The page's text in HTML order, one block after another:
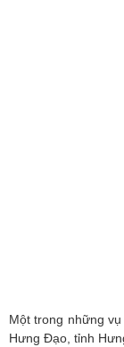
Một trong những
Hưng Đạo, tỉnh